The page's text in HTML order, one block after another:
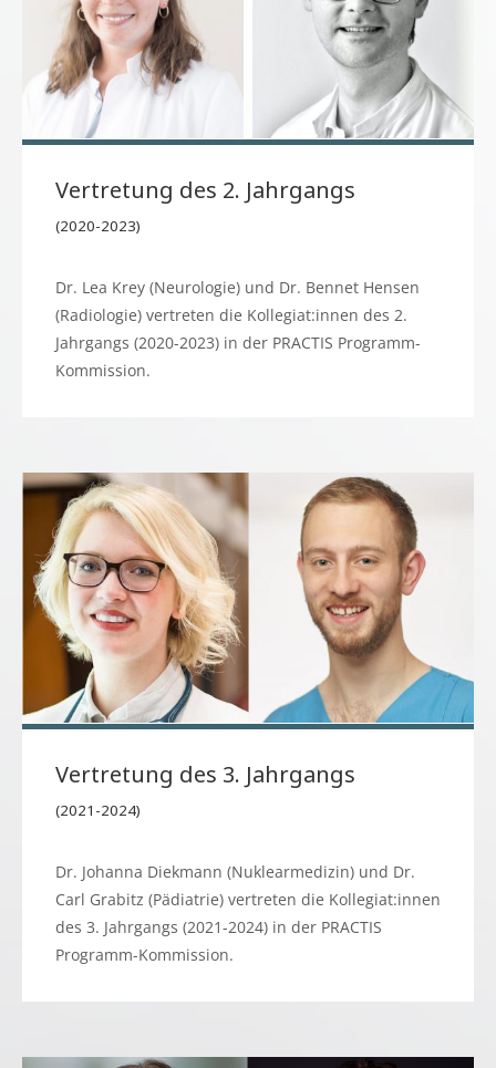
Vertretung des 2. Jahrgangs
(2020-2023)
Dr. Lea Krey (Neurologie) und Dr. Bennet Hensen
(Radiologie) vertreten die Kollegiat:innen des 2.
Jahrgangs (2020-2023) in der PRACTIS Programm-
Kommission.
Vertretung des 3. Jahrgangs
(2021-2024)
Dr. Johanna Diekmann (Nuklearmedizin) und Dr.
Carl Grabitz (Pädiatrie) vertreten die Kollegiat:innen
des 3. Jahrgangs (2021-2024) in der PRACTIS
Programm-Kommission.